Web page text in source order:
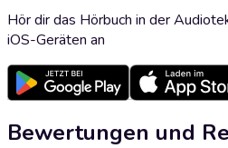
Hör dir das Hörbuch in der
iOS-Geräten an
Bewertungen und